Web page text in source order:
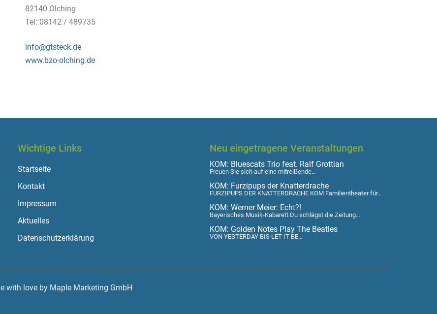
82140 Olching
Tel: 08142 / 489735
info@gtsteck.de
www.bzo-olching.de
Wichtige Links
Startseite
Kontakt
Impressum
Aktuelles
Datenschutzerklärung
Neu eingetragene Veranstaltungen
KOM: Bluescats Trio feat. Ralf Grottian
Freuen Sie sich auf eine mitreißende…
KOM: Furzipups der Knatterdrache
FURZIPUPS DER KNATTERDRACHE KOM Familientheater für…
KOM: Werner Meier: Echt?!
Bayerisches Musik-Kabarett Du schlägst die Zeitung…
KOM: Golden Notes Play The Beatles
VON YESTERDAY BIS LET IT BE…
with love by Maple Marketing GmbH